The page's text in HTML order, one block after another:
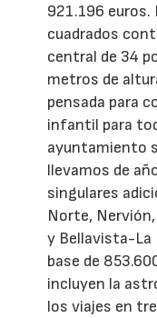
921.196 euros.
cuadrados
central de 34
metros de
pensada para
infantil para
ayuntamiento
llevamos de
singulares
Norte,
y Bellavista-La
base de
incluyen la
los viajes en